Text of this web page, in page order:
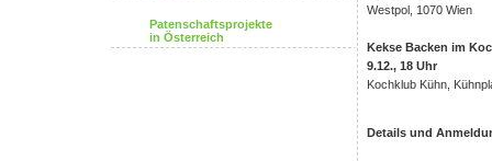
Patenschaftsprojekte
in Österreich
Westpol, 1070 Wien
Kekse Backen im
9.12., 18 Uhr
Kochklub Kühn,
Details und